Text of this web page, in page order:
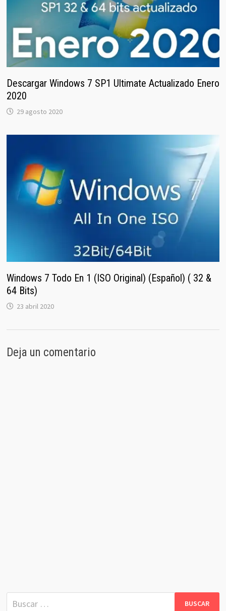
Descargar Windows 7 SP1 Ultimate Actualizado Enero
2020
29 agosto 2020
Windows 7 Todo En 1 (ISO Original) (Español) ( 32 &
64 Bits)
23 abril 2020
Deja un comentario
Buscar: